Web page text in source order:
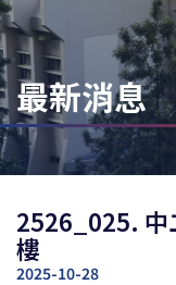
最新消息
2526_025. 中
樓
2025-10-28